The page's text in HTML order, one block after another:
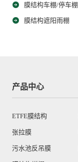
膜结构车棚/停车棚
膜结构遮阳雨棚
产品中心
ETFE膜结构
张拉膜
污水池反吊膜